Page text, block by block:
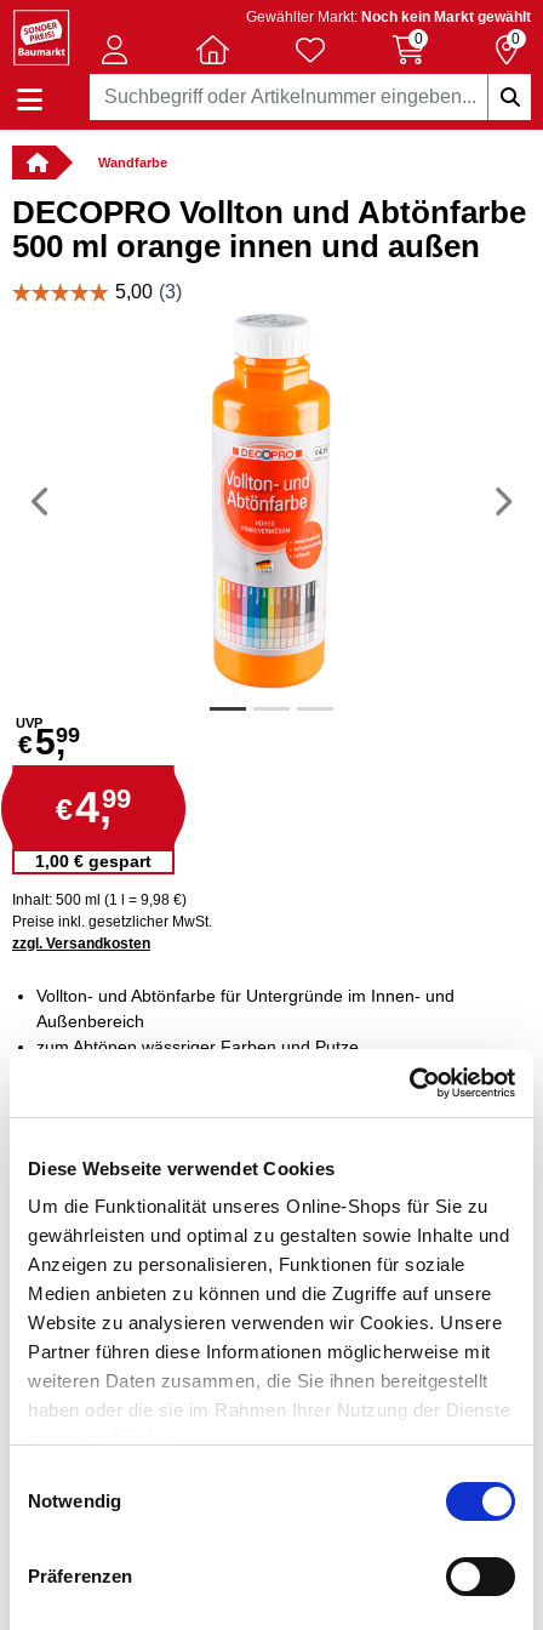
Diese Webseite verwendet Cookies
Um die Funktionalität unseres Online-Shops für Sie zu
gewährleisten und optimal zu gestalten sowie Inhalte und
Anzeigen zu personalisieren, Funktionen für soziale
Medien anbieten zu können und die Zugriffe auf unsere
Website zu analysieren verwenden wir Cookies. Unsere
Partner führen diese Informationen möglicherweise mit
weiteren Daten zusammen, die Sie ihnen bereitgestellt
haben oder die sie im Rahmen Ihrer Nutzung der Dienste
Notwendig
Präferenzen
Gewählter Markt: Noch kein Markt gewählt
0
0
Wandfarbe
DECOPRO Vollton und Abtönfarbe
500 ml orange innen und außen
Vorheriges
UVP
€5,99
€4,99
1,00 € gespart
Inhalt: 500 ml (1 l = 9,98 €)
Preise inkl. gesetzlicher MwSt.
zzgl. Versandkosten
Vollton- und Abtönfarbe für Untergründe im Innen- und
Außenbereich
zum Abtönen wässriger Farben und Putze
für moderne Wandgestaltung und kreative Anstrichtechniken
Lieferung nach Hause
ca. 3-5 Werktage
Verfügbarkeit online:
Auf Lager
Um Abholung im Markt nutzen zu können, wähle zunächst
einen Markt
Verfügbarkeit:
Jetzt prüfen und Markt auswählen
Menge